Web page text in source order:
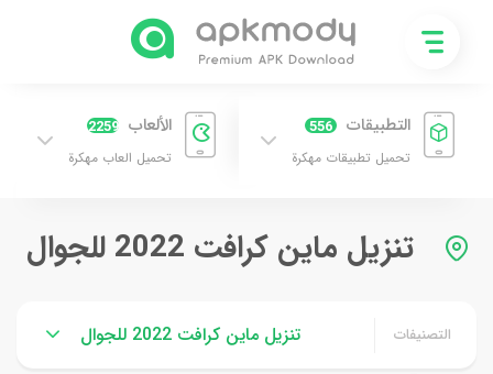
التطبيقات 556
تحميل تطبيقات مهكرة
الألعاب 2259
تحميل العاب مهكرة
تنزيل ماين كرافت 2022 للجوال
التصنيفات تنزيل ماين كرافت 2022 للجوال